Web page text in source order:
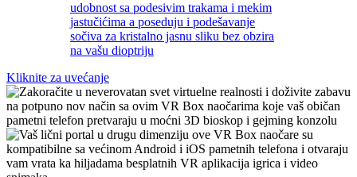
Kliknite za uvećanje